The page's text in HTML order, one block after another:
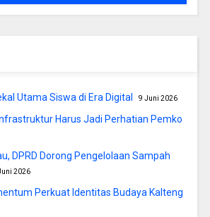
Utama Siswa di Era Digital 9 Juni 2026
Harus Jadi Perhatian Pemko
DPRD Dorong Pengelolaan Sampah
2026
Perkuat Identitas Budaya Kalteng